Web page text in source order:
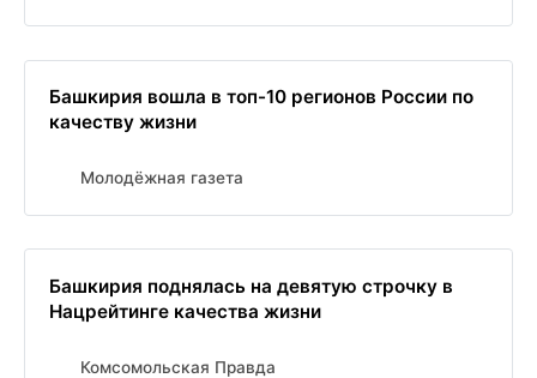
Башкирия вошла в топ-10 регионов России по
качеству жизни
Молодёжная газета
Башкирия поднялась на девятую строчку в
Нацрейтинге качества жизни
Комсомольская Правда